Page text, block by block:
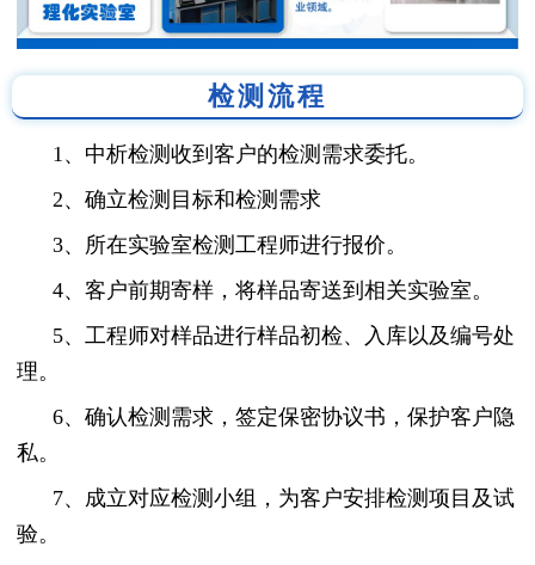
检测流程
1、中析检测收到客户的检测需求委托。
2、确立检测目标和检测需求
3、所在实验室检测工程师进行报价。
4、客户前期寄样，将样品寄送到相关实验室。
5、工程师对样品进行样品初检、入库以及编号处
理。
6、确认检测需求，签定保密协议书，保护客户隐
私。
7、成立对应检测小组，为客户安排检测项目及试
验。